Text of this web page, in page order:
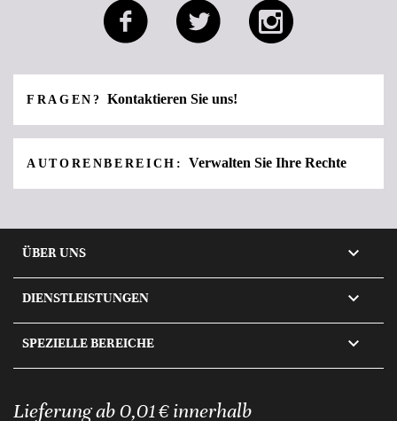
FRAGEN?Kontaktieren Sie uns!
AUTORENBEREICH: Verwalten Sie Ihre Rechte
ÜBER UNS 
DIENSTLEISTUNGEN 
SPEZIELLE BEREICHE 
Lieferung ab 0,01 € innerhalb